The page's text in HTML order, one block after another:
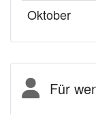
Oktober
Für